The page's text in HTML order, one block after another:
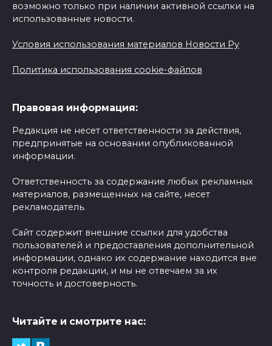
возможно только при наличии активной ссылки на
использованные новости.
Условия использования материалов Новости Ру
Политика использования cookie-файлов
Правовая информация:
Редакция не несет ответственности за действия,
предпринятые на основании опубликованной
информации.
Ответственность за содержание любых рекламных
материалов, размещенных на сайте, несет
рекламодатель.
Сайт содержит внешние ссылки для удобства
пользователей и предоставления дополнительной
информации, однако их содержание находится вне
контроля редакции, и мы не отвечаем за их
точность и достоверность.
Читайте и смотрите нас: